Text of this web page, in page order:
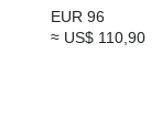
EUR 96
≈ US$ 110,90